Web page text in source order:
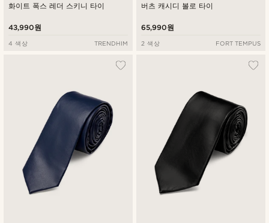
화이트 폭스 레더 스키니 타이
43,990원
4 색상 TRENDHIM
버츠 캐시디 볼로 타이
65,990원
2 색상 FORT TEMPUS